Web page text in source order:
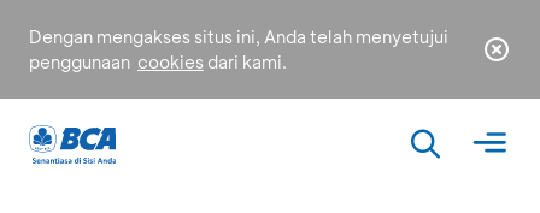
Dengan mengakses situs ini, Anda telah menyetujui
penggunaan cookies dari kami.